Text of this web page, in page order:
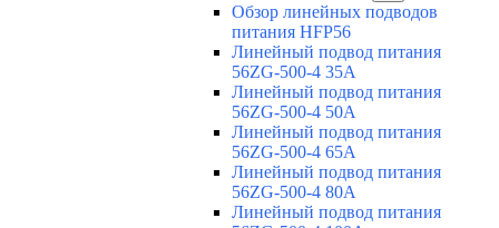
Обзор линейных подводов
питания HFP56
Линейный подвод питания
56ZG-500-4 35A
Линейный подвод питания
56ZG-500-4 50A
Линейный подвод питания
56ZG-500-4 65A
Линейный подвод питания
56ZG-500-4 80A
Линейный подвод питания